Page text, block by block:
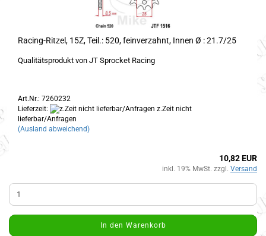
Racing-Ritzel, 15Z, Teil.: 520, feinverzahnt, Innen Ø : 21.7/25
Qualitätsprodukt von JT Sprocket Racing
Art.Nr.: 7260232
Lieferzeit:
z.Zeit nicht
lieferbar/Anfragen
(Ausland abweichend)
10,82 EUR
inkl. 19% MwSt. zzgl. Versand
In den Warenkorb